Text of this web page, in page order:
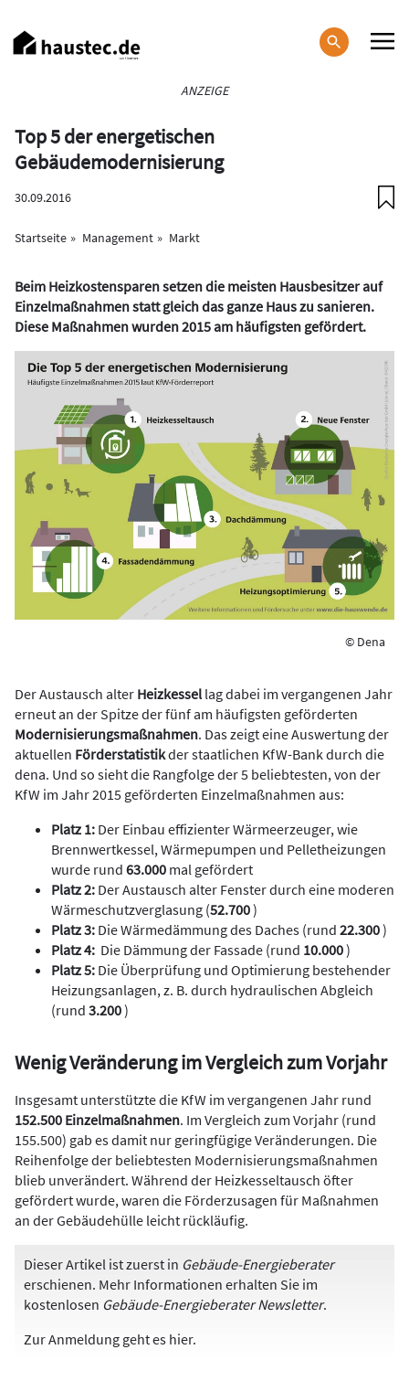
zum
Inhalt
ANZEIGE
Top 5 der energetischen
Gebäudemodernisierung
30.09.2016
Startseite Management Markt
Beim Heizkostensparen setzen die meisten Hausbesitzer auf
Einzelmaßnahmen statt gleich das ganze Haus zu sanieren.
Diese Maßnahmen wurden 2015 am häufigsten gefördert.
© Dena
Der Austausch alter Heizkessel lag dabei im vergangenen Jahr
erneut an der Spitze der fünf am häufigsten geförderten
Modernisierungsmaßnahmen. Das zeigt eine Auswertung der
aktuellen Förderstatistikder staatlichen KfW-Bank durch die
dena. Und so sieht die Rangfolge der 5 beliebtesten, von der
KfW im Jahr 2015 geförderten Einzelmaßnahmen aus:
Platz 1: Der Einbau effizienter Wärmeerzeuger, wie
Brennwertkessel, Wärmepumpen und Pelletheizungen
wurde rund 63.000 mal gefördert
Platz 2: Der Austausch alter Fenster durch eine moderen
Wärmeschutzverglasung (52.700)
Platz 3: Die Wärmedämmung des Daches (rund 22.300)
Platz 4: Die Dämmung der Fassade (rund 10.000)
Platz 5: Die Überprüfung und Optimierung bestehender
Heizungsanlagen, z. B. durch hydraulischen Abgleich
(rund 3.200)
Wenig Veränderung im Vergleich zum Vorjahr
Insgesamt unterstützte die KfW im vergangenen Jahr rund
152.500 Einzelmaßnahmen. Im Vergleich zum Vorjahr (rund
155.500) gab es damit nur geringfügige Veränderungen. Die
Reihenfolge der beliebtesten Modernisierungsmaßnahmen
blieb unverändert. Während der Heizkesseltausch öfter
gefördert wurde, waren die Förderzusagen für Maßnahmen
an der Gebäudehülle leicht rückläufig.
Dieser Artikel ist zuerst in Gebäude-Energieberater
erschienen. Mehr Informationen erhalten Sie im
kostenlosen Gebäude-Energieberater Newsletter.
Zur Anmeldung geht es hier.